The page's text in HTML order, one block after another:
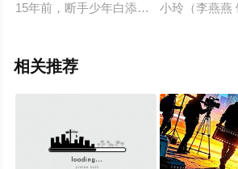
15年前，断手少年白添被猎户白家收养
小玲（李燕燕
相关推荐